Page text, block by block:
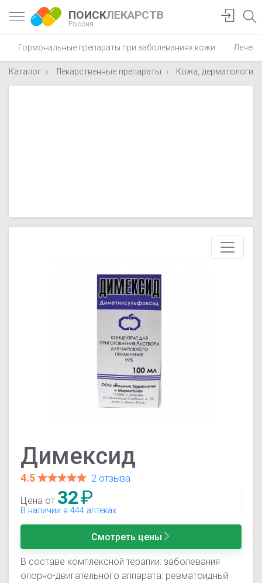
ПОИСКЛЕКАРСТВ
Россия
Гормональные препараты при заболеваниях кожи
Каталог Лекарственные препараты Кожа,
Димексид
4.5
2 отзыва
Цена от 32₽
В наличии в 444 аптеках
Смотреть цены
В составе комплексной терапии: заболевания
опорно-двигательного аппарата: ревматоидный